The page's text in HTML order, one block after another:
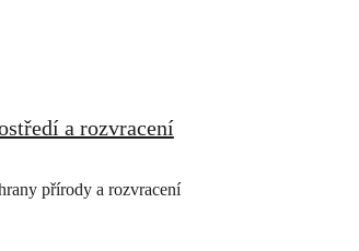
a rozvracení
přírody a rozvracení